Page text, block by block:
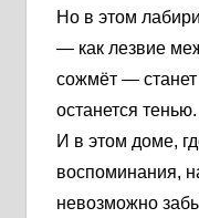
Но в этом
— как лезвие
сожмёт —
останется тенью.
И в этом доме,
воспоминания,
невозможно